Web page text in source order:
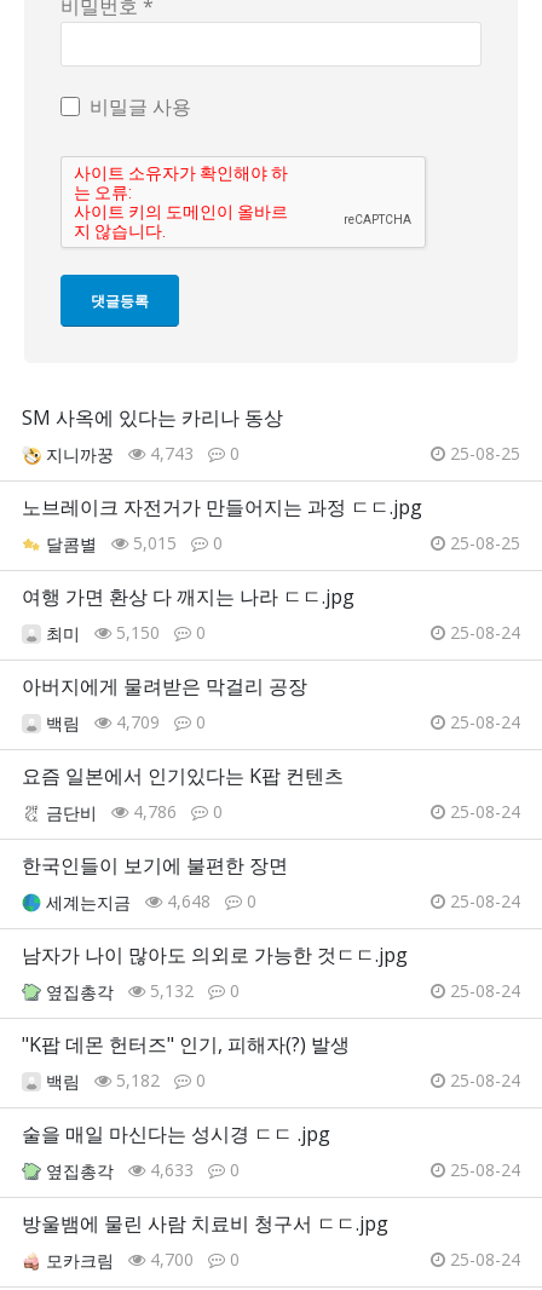
비밀번호 *
비밀글 사용
SM 사옥에 있다는 카리나 동상
지니까꿍 4,743 0 25-08-25
노브레이크 자전거가 만들어지는 과정 ㄷㄷ.jpg
달콤별 5,015 0 25-08-25
여행 가면 환상 다 깨지는 나라 ㄷㄷ.jpg
최미 5,150 0 25-08-24
아버지에게 물려받은 막걸리 공장
백림 4,709 0 25-08-24
요즘 일본에서 인기있다는 K팝 컨텐츠
금단비 4,786 0 25-08-24
한국인들이 보기에 불편한 장면
세계는지금 4,648 0 25-08-24
남자가 나이 많아도 의외로 가능한 것ㄷㄷ.jpg
옆집총각 5,132 0 25-08-24
"K팝 데몬 헌터즈" 인기, 피해자(?) 발생
백림 5,182 0 25-08-24
술을 매일 마신다는 성시경 ㄷㄷ .jpg
옆집총각 4,633 0 25-08-24
방울뱀에 물린 사람 치료비 청구서 ㄷㄷ.jpg
모카크림 4,700 0 25-08-24